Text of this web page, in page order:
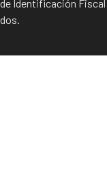
de Identificación